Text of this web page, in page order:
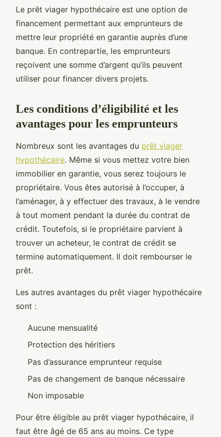
Le prêt viager hypothécaire est une option de
financement permettant aux emprunteurs de
mettre leur propriété en garantie auprès d’une
banque. En contrepartie, les emprunteurs
reçoivent une somme d’argent qu’ils peuvent
utiliser pour financer divers projets.
Les conditions d’éligibilité et les
avantages pour les emprunteurs
Nombreux sont les avantages du prêt viager
hypothécaire. Même si vous mettez votre bien
immobilier en garantie, vous serez toujours le
propriétaire. Vous êtes autorisé à l’occuper, à
l’aménager, à y effectuer des travaux, à le vendre
à tout moment pendant la durée du contrat de
crédit. Toutefois, si le propriétaire parvient à
trouver un acheteur, le contrat de crédit se
termine automatiquement. Il doit rembourser le
prêt.
Les autres avantages du prêt viager hypothécaire
sont :
Aucune mensualité
Protection des héritiers
Pas d’assurance emprunteur requise
Pas de changement de banque nécessaire
Non imposable
Pour être éligible au prêt viager hypothécaire, il
faut être âgé de 65 ans au moins. Ce type